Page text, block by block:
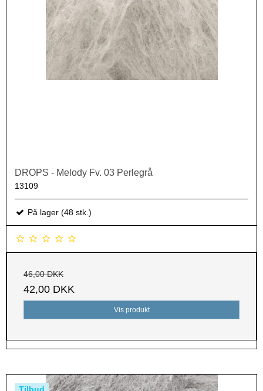
DROPS - Melody Fv. 03 Perlegrå
13109
På lager (48 stk.)
46,00 DKK
42,00 DKK
Vis produkt